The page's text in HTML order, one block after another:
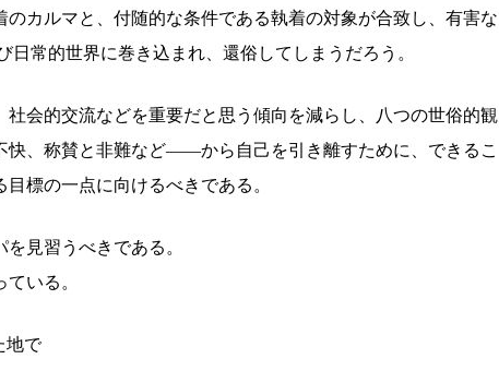
のカルマと、付随的な条件である執着の対象が合致し、有害な
日常的世界に巻き込まれ、還俗してしまうだろう。
会的交流などを重要だと思う傾向を減らし、八つの世俗的観
、称賛と非難など――から自己を引き離すために、できるこ
標の一点に向けるべきである。
見習うべきである。
いる。
地で